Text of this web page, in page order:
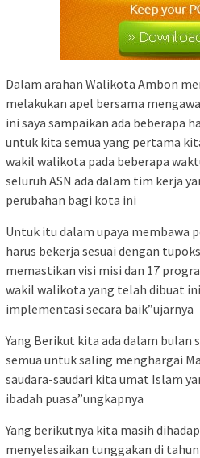
Dalam arahan Walikota Ambon
melakukan apel bersama
ini saya sampaikan ada beberapa
untuk kita semua yang pertama
wakil walikota pada beberapa
seluruh ASN ada dalam tim kerja
perubahan bagi kota ini
Untuk itu dalam upaya membawa
harus bekerja sesuai dengan
memastikan visi misi dan 17
wakil walikota yang telah dibuat ini
implementasi secara baik”ujarnya
Yang Berikut kita ada dalam bulan
semua untuk saling menghargai
saudara-saudari kita umat Islam
ibadah puasa”ungkapnya
Yang berikutnya kita masih
menyelesaikan tunggakan di